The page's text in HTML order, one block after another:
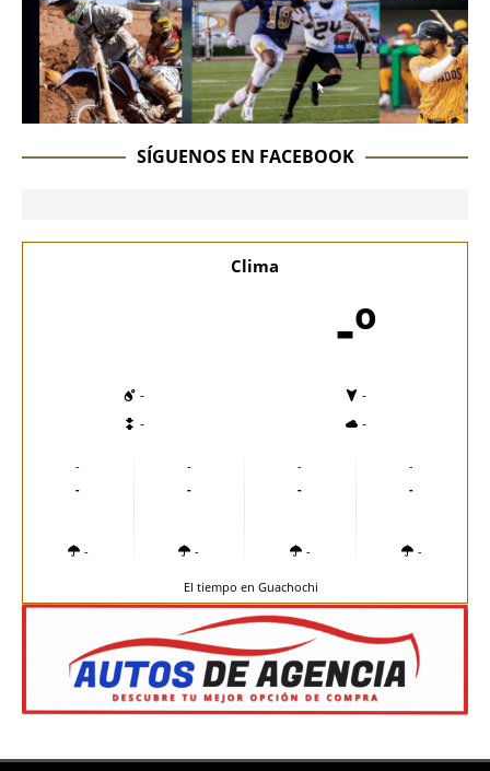
SÍGUENOS EN FACEBOOK
Clima
-º
-
-
-
-
-
-
-
-
-
-
-
-
-
-
-
-
El tiempo en Guachochi